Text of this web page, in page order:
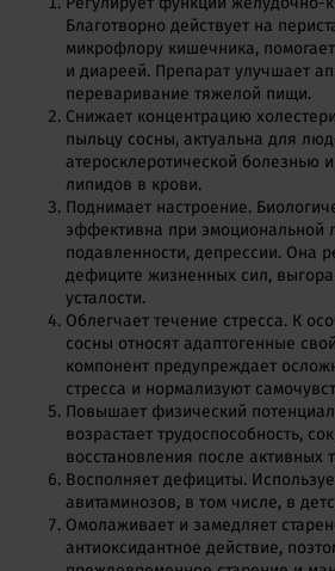
Благотворно действует на
микрофлору кишечника,
и диареей. Препарат улучшает
переваривание тяжелой пищи.
Снижает концентрацию
пыльцу сосны, актуальна для
атеросклеротической
липидов в крови.
Поднимает настроение.
эффективна при эмоциональной
подавленности, депрессии. Она
дефиците жизненных сил,
усталости.
Облегчает течение стресса. К
сосны относят адаптогенные
компонент предупреждает
стресса и нормализуют
Повышает физический
возрастает трудоспособность,
восстановления после активных
Восполняет дефициты.
авитаминозов, в том числе, в
Омолаживает и замедляет
антиоксидантное действие,